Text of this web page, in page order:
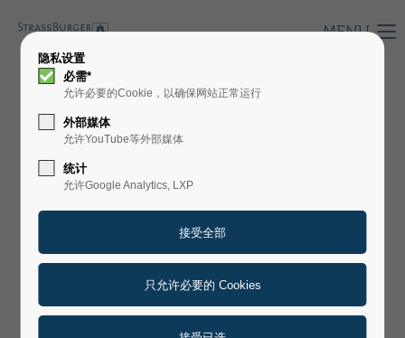
MENU
HERMETIX 400 S
隐私设置
必需*
允许必要的Cookie，以确保网站正常运行
外部媒体
允许YouTube等外部媒体
统计
允许Google Analytics, LXP